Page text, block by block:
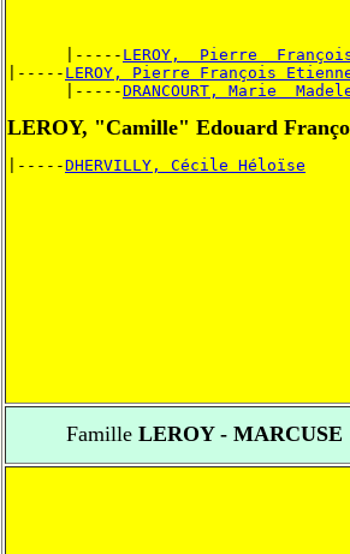
      |-----
LEROY,  Pierre
|----- LEROY, Pierre François
      |-----
DRANCOURT, Marie
LEROY, "Camille" Edouard
|-----DHERVILLY, Cécile Héloïse
Famille LEROY - MARCUSE